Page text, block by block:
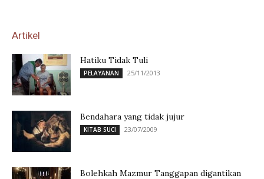
Artikel
Hatiku Tidak Tuli
PELAYANAN 25/11/2013
Bendahara yang tidak jujur
KITAB SUCI 23/07/2009
Bolehkah Mazmur Tanggapan digantikan